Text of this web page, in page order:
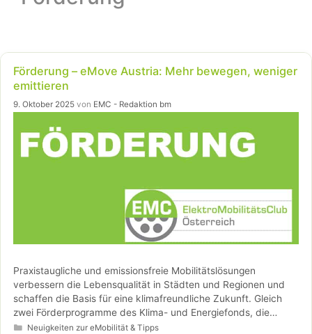
Förderung – eMove Austria: Mehr bewegen, weniger
emittieren
9. Oktober 2025 von EMC - Redaktion bm
Praxistaugliche und emissionsfreie Mobilitätslösungen
verbessern die Lebensqualität in Städten und Regionen und
schaffen die Basis für eine klimafreundliche Zukunft. Gleich
zwei Förderprogramme des Klima- und Energiefonds, die
Projekte in genau diesem Bereich unterstützen, starten heute
Kategorien
Neuigkeiten zur eMobilität & Tipps